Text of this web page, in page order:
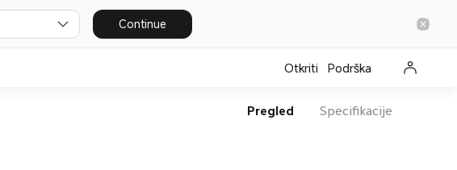
Continue
Otkriti Podrška
Pregled Specifikacije